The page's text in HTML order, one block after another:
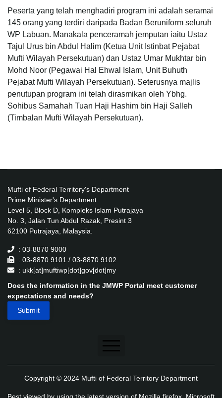
Peserta yang telah menghadiri program ini adalah seramai
145 orang yang terdiri daripada Badan Beruniform seluruh
WP Labuan. Manakala penceramah jemputan iaitu Ustaz
Tajul Urus bin Abdul Halim (Ketua Unit Istinbat Pejabat
Mufti Wilayah Persekutuan) dan Ustaz Umar Mukhtar bin
Mohd Noor (Pegawai Hal Ehwal Islam, Unit Buhuth
Pejabat Mufti Wilayah Persekutuan). Seterusnya majlis
penutupan program ini telah dirasmikan oleh Ybhg.
Sohibus Samahah Tuan Haji Hashim bin Haji Salleh
(Timbalan Mufti Wilayah Persekutuan).
Mufti of Federal Territory's Department
Prime Minister's Department
Level 5, Block D, Kompleks Islam Putrajaya
No. 3, Jalan Tun Abdul Razak, Presint 3
62100 Putrajaya, Malaysia.
: 03-8870 9000
: 03-8870 9101 / 03-8870 9102
: ukk[at]muftiwp[dot]gov[dot]my
Does the information in the JMWP Portal meet customer
expectations and needs?
Disclaimer
Copyright © 2024 Mufti of Federal Territory Department
Best viewed by using the latest version of Mozilla firefox, Microsoft